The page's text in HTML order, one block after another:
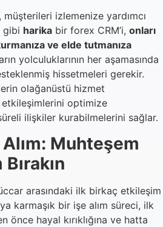
izlemenize yardımcı
gibi harika bir forex CRM’i, onları
ve elde tutmanıza
yolculuklarının her aşamasında
hissetmeleri gerekir.
olağanüstü hizmet
optimize
ilişkiler kurabilmelerini sağlar.
Muhteşem
arasındaki ilk birkaç etkileşim
karmaşık bir işe alım süreci, ilk
önce hayal kırıklığına ve hatta